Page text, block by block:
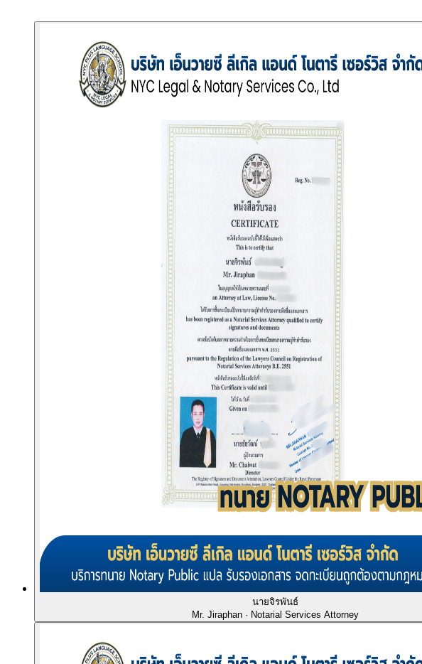
นายจิรพันธ์
Mr. Jiraphan· Notarial Services Attorney